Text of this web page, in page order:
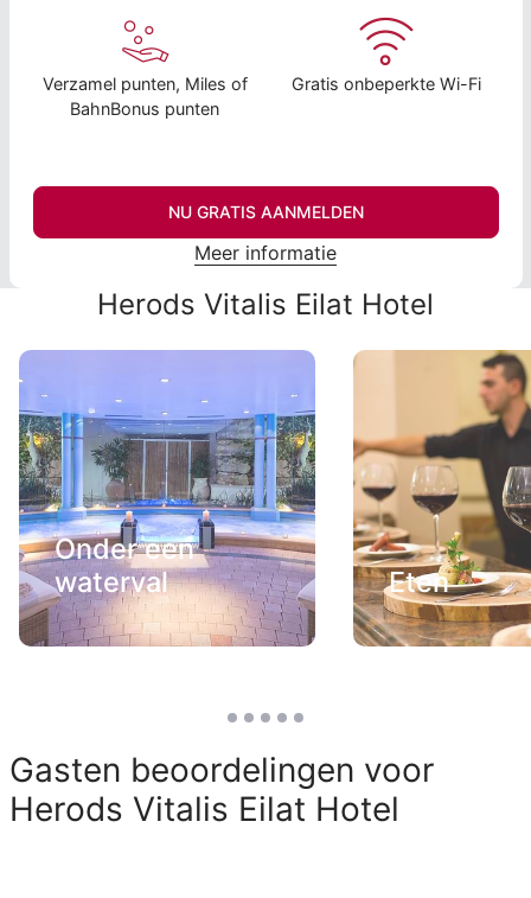
Verzamel punten, Miles of
BahnBonus punten
Gratis onbeperkte Wi-Fi
NU GRATIS AANMELDEN
Meer informatie
Herods Vitalis Eilat Hotel
Onder een
waterval
Eten
Gasten beoordelingen voor
Herods Vitalis Eilat Hotel